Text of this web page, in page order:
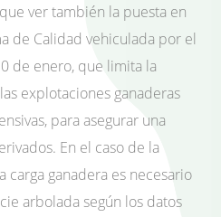
ver también la puesta en
de Calidad vehiculada por el
de enero, que limita la
explotaciones ganaderas
para asegurar una
En el caso de la
carga ganadera es necesario
arbolada según los datos